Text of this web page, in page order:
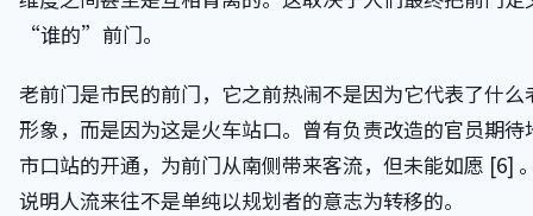
“谁的”前门。
老前门是市民的前门，它之前热闹不是因为它代表了什么
形象，而是因为这是火车站口。曾有负责改造的官员期待
市口站的开通，为前门从南侧带来客流，但未能如愿 [6]
说明人流来往不是单纯以规划者的意志为转移的。